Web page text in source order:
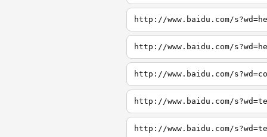
http://www.baidu.com/
http://www.baidu.com/
http://www.baidu.com/
http://www.baidu.com/
http://www.baidu.com/